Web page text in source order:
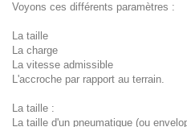
Voyons ces différents paramètres :
La taille
La charge
La vitesse admissible
L'accroche par rapport au terrain.
La taille :
La taille d'un pneumatique (ou